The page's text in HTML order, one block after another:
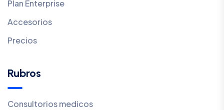
Plan Enterprise
Accesorios
Precios
Rubros
Consultorios medicos